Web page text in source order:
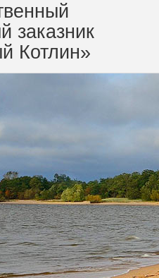
заказник
Котлин»